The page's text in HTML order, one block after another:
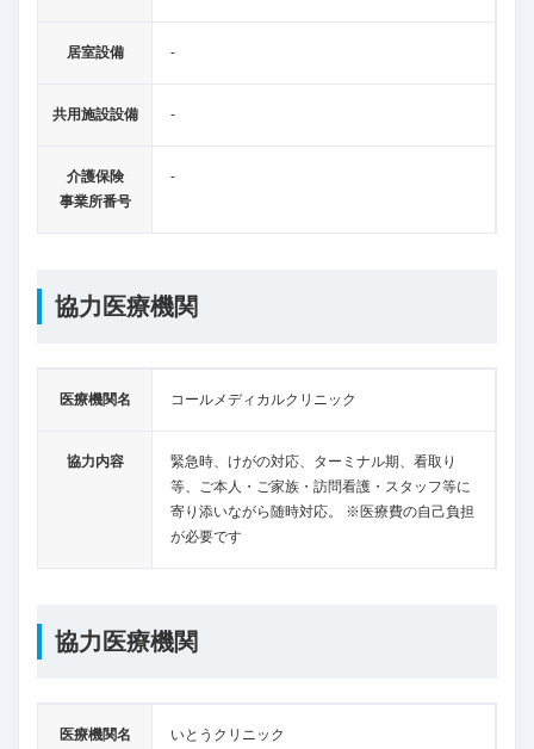
居室設備 -
共用施設設備 -
介護保険
事業所番号
-
協力医療機関
医療機関名 コールメディカルクリニック
協力内容
緊急時、けがの対応、ターミナル期、看取り
等、ご本人・ご家族・訪問看護・スタッフ等に
寄り添いながら随時対応。 ※医療費の自己負担
が必要です
協力医療機関
医療機関名 いとうクリニック